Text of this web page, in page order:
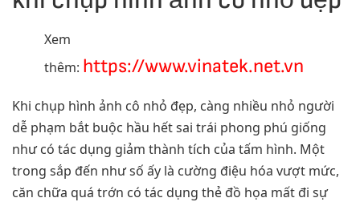
Xem
thêm: https://www.vinatek.net.vn
Khi chụp hình ảnh cô nhỏ đẹp, càng nhiều nhỏ người
dễ phạm bắt buộc hầu hết sai trái phong phú giống
như có tác dụng giảm thành tích của tấm hình. Một
trong sắp đến như số ấy là cường điệu hóa vượt mức,
căn chữa quá trớn có tác dụng thẻ đồ họa mất đi sự